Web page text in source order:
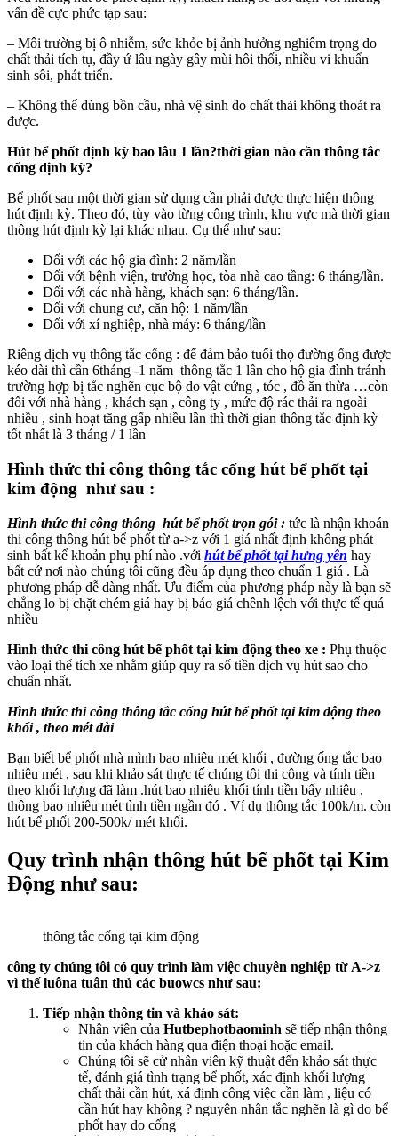
vấn đề cực phức tạp sau:
– Môi trường bị ô nhiễm, sức khỏe bị ảnh hưởng nghiêm trọng do
chất thải tích tụ, đầy ứ lâu ngày gây mùi hôi thối, nhiều vi khuẩn
sinh sôi, phát triển.
– Không thể dùng bồn cầu, nhà vệ sinh do chất thải không thoát ra
được.
Hút bể phốt định kỳ bao lâu 1 lần?thời gian nào cần thông tắc
cống định kỳ?
Bể phốt sau một thời gian sử dụng cần phải được thực hiện thông
hút định kỳ. Theo đó, tùy vào từng công trình, khu vực mà thời gian
thông hút định kỳ lại khác nhau. Cụ thể như sau:
Đối với các hộ gia đình: 2 năm/lần
Đối với bệnh viện, trường học, tòa nhà cao tầng: 6 tháng/lần.
Đối với các nhà hàng, khách sạn: 6 tháng/lần.
Đối với chung cư, căn hộ: 1 năm/lần
Đối với xí nghiệp, nhà máy: 6 tháng/lần
Riêng dịch vụ thông tắc cống : để đảm bảo tuổi thọ đường ống được
kéo dài thì cần 6tháng -1 năm thông tắc 1 lần cho hộ gia đình tránh
trường hợp bị tắc nghẽn cục bộ do vật cứng , tóc , đồ ăn thừa …còn
đối với nhà hàng , khách sạn , công ty , mức độ rác thải ra ngoài
nhiều , sinh hoạt tăng gấp nhiều lần thì thời gian thông tắc định kỳ
tốt nhất là 3 tháng / 1 lần
Hình thức thi công thông tắc cống hút bể phốt tại
kim động như sau :
Hình thức thi công thông hút bể phốt trọn gói : tức là nhận khoán
thi công thông hút bể phốt từ a->z với 1 giá nhất định không phát
sinh bất kể khoản phụ phí nào .với hút bể phốt tại hưng yên hay
bất cứ nơi nào chúng tôi cũng đều áp dụng theo chuẩn 1 giá . Là
phương pháp dễ dàng nhất. Ưu điểm của phương pháp này là bạn sẽ
chẳng lo bị chặt chém giá hay bị báo giá chênh lệch với thực tế quá
nhiều
Hình thức thi công hút bể phốt tại kim động theo xe : Phụ thuộc
vào loại thể tích xe nhằm giúp quy ra số tiền dịch vụ hút sao cho
chuẩn nhất.
Hình thức thi công thông tắc cống hút bể phốt tại kim động theo
khối , theo mét dài
Bạn biết bể phốt nhà mình bao nhiêu mét khối , đường ống tắc bao
nhiêu mét , sau khi khảo sát thực tế chúng tôi thi công và tính tiền
theo khối lượng đã làm .hút bao nhiêu khối tính tiền bấy nhiêu ,
thông bao nhiêu mét tình tiền ngần đó . Ví dụ thông tắc 100k/m. còn
hút bể phốt 200-500k/ mét khối.
Quy trình nhận thông hút bể phốt tại Kim
Động như sau:
thông tắc cống tại kim động
công ty chúng tôi có quy trình làm việc chuyên nghiệp từ A->z
vì thế luôna tuân thủ các buowcs như sau:
Tiếp nhận thông tin và khảo sát:
Nhân viên của Hutbephotbaominh sẽ tiếp nhận thông
tin của khách hàng qua điện thoại hoặc email.
Chúng tôi sẽ cử nhân viên kỹ thuật đến khảo sát thực
tế, đánh giá tình trạng bể phốt, xác định khối lượng
chất thải cần hút, xá định công việc cần làm , liệu có
cần hút hay không ? nguyên nhân tắc nghẽn là gì do bể
phốt hay do cống